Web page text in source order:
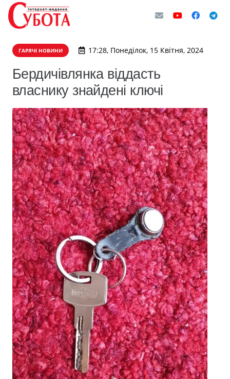
ГАРЯЧІ НОВИНИ 17:28, Понеділок, 15 Квітня, 2024
Бердичівлянка віддасть
власнику знайдені ключі